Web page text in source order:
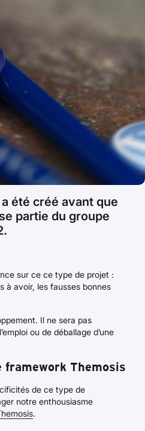
été créé avant que
partie du groupe
sur ce ce type de projet :
à avoir, les fausses bonnes
Il ne sera pas
ou de déballage d’une
framework Themosis
de ce type de
notre enthousiasme
.